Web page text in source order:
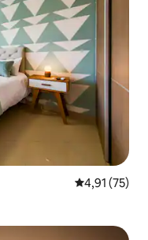
Évaluation
4,91 (75)